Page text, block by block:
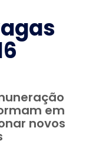
em
novos